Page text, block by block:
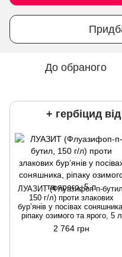
До обраного
+ гербіцид
ЛУАЗИТ (Флуазифоп-п-
150 г/л) проти злакових
бур’янів у посівах
ріпаку озимого та ярого, 5 л
2 764 грн